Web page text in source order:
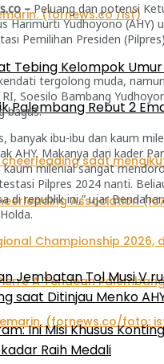
Tebing Kelompok Umur
Palembang Rebut 2
–Peluang dan potensi
Harimurti Yudhoyono (AHY)
Pemilihan Presiden
tergolong muda,
Soesilo Bambang
bagus.
banyak ibu-ibu dan kaum
AHY. Makanya dari kader
milenial sangat
Pilpres 2024 nanti.
di republik ini,” ujar
Jembatan Tol Musi V
saat Ditinjau Menko
Ini Misi Khusus
Raih Medali